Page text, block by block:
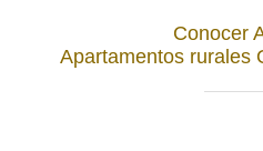
Conocer
Apartamentos rurales